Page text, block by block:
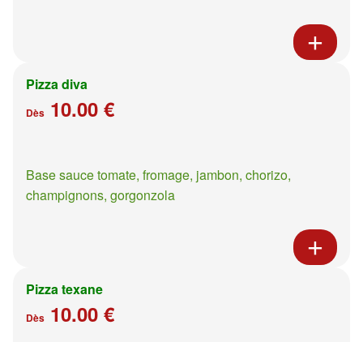
Pizza diva
Dès 10.00 €
Base sauce tomate, fromage, jambon, chorizo,
champignons, gorgonzola
Pizza texane
Dès 10.00 €